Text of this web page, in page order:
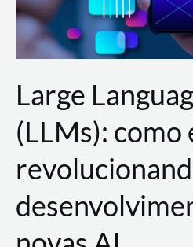
Large
(LLMs): como